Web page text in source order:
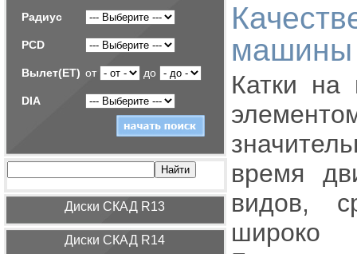
Радиус
PCD
Вылет(ET) от до
DIA
Диcки СКАД R13
Диcки СКАД R14
машины
Катки на
время
видов,
широко